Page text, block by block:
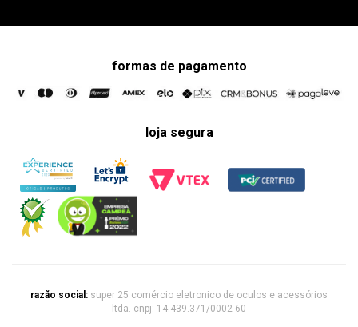
formas de pagamento
loja segura
razão social: super 25 comércio eletronico de oculos e acessórios
ltda. cnpj: 14.439.371/0002-60